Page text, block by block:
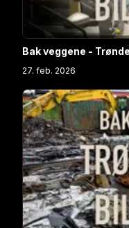
Bak veggene -
27. feb. 2026